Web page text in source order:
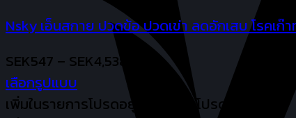
variants.
The
options
may
Nsky เอ็นสกาย ปวดข้อ ปวดเข่า ลดอักเสบ โรคเ
SEK547 – SEK4,538
Price
range:
SEK547
เลือกรูปแบบ
This
เพิ่มในรายการโปรดอยู่ในรายการโปรดแล้ว